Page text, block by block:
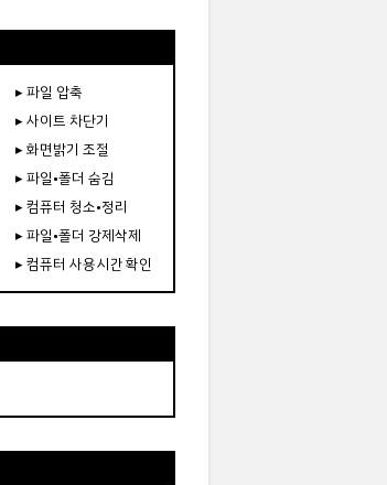
▸ 파일 압축
▸ 사이트 차단기
▸ 화면밝기 조절
▸ 파일•폴더 숨김
▸ 컴퓨터 청소•정리
▸ 파일•폴더 강제삭제
▸ 컴퓨터 사용시간 확인